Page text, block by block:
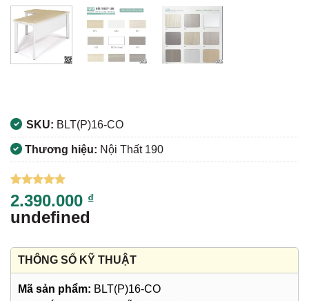
SKU: BLT(P)16-CO
Thương hiệu: Nội Thất 190
5trên 5
dựa trên
1
đánh giá
2.390.000 ₫
undefined
THÔNG SỐ KỸ THUẬT
Mã sản phẩm: BLT(P)16-CO